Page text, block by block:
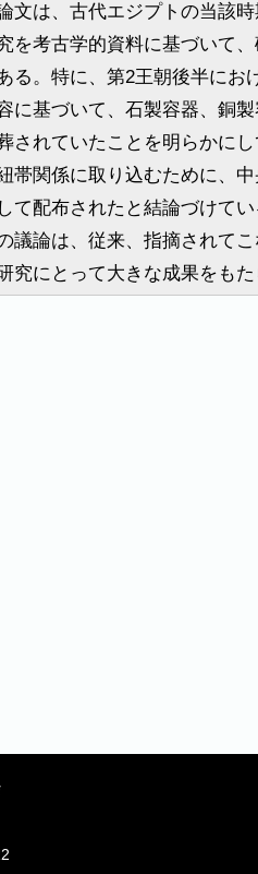
文は、古代エジプトの当該
を考古学的資料に基づいて
る。特に、第2王朝後半にお
に基づいて、石製容器、銅
されていたことを明らかに
帯関係に取り込むために、
て配布されたと結論づけて
議論は、従来、指摘されて
究にとって大きな成果をも